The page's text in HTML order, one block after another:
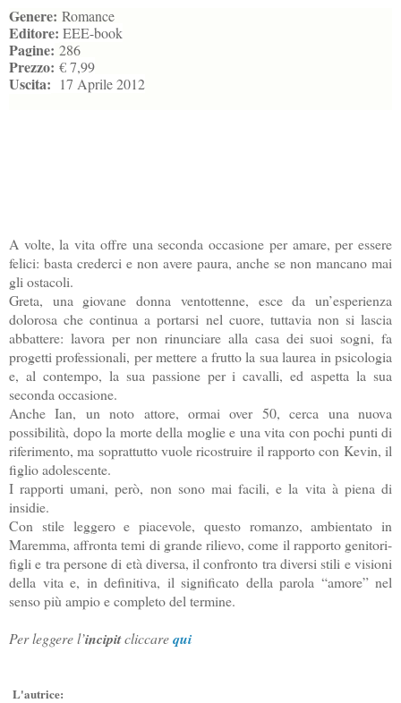
Genere: Romance
Editore: EEE-book
Pagine: 286
Prezzo: € 7,99
Uscita: 17 Aprile 2012
A volte, la vita offre una seconda occasione per amare, per essere
felici: basta crederci e non avere paura, anche se non mancano mai
gli ostacoli.
Greta, una giovane donna ventottenne, esce da un’esperienza
dolorosa che continua a portarsi nel cuore, tuttavia non si lascia
abbattere: lavora per non rinunciare alla casa dei suoi sogni, fa
progetti professionali, per mettere a frutto la sua laurea in psicologia
e, al contempo, la sua passione per i cavalli, ed aspetta la sua
seconda occasione.
Anche Ian, un noto attore, ormai over 50, cerca una nuova
possibilità, dopo la morte della moglie e una vita con pochi punti di
riferimento, ma soprattutto vuole ricostruire il rapporto con Kevin, il
figlio adolescente.
I rapporti umani, però, non sono mai facili, e la vita à piena di
insidie.
Con stile leggero e piacevole, questo romanzo, ambientato in
Maremma, affronta temi di grande rilievo, come il rapporto genitori-
figli e tra persone di età diversa, il confronto tra diversi stili e visioni
della vita e, in definitiva, il significato della parola “amore” nel
senso più ampio e completo del termine.
Per leggere l’incipitcliccarequi
L'autrice: